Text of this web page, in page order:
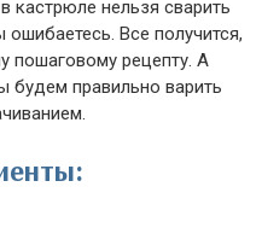
кастрюле нельзя сварить
Все получится,
пошаговому рецепту. А
будем правильно варить